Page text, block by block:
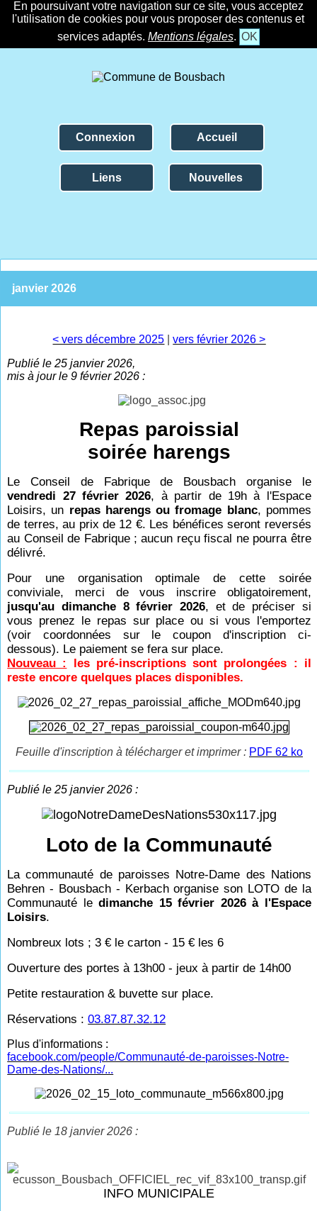
En poursuivant votre navigation sur ce site, vous acceptez
l'utilisation de cookies pour vous proposer des contenus et
services adaptés. Mentions légales. OK
Connexion Accueil
Liens Nouvelles
janvier 2026
< vers décembre 2025 |vers février 2026 >
Publié le 25 janvier 2026,
mis à jour le 9 février 2026 :
Repas paroissial
soirée harengs
Le Conseil de Fabrique de Bousbach organise le
vendredi 27 février 2026, à partir de 19h à l'Espace
Loisirs, un repas harengs ou fromage blanc, pommes
de terres, au prix de 12 €. Les bénéfices seront reversés
au Conseil de Fabrique ; aucun reçu fiscal ne pourra être
délivré.
Pour une organisation optimale de cette soirée
conviviale, merci de vous inscrire obligatoirement,
jusqu'au dimanche 8 février 2026, et de préciser si
vous prenez le repas sur place ou si vous l'emportez
(voir coordonnées sur le coupon d'inscription ci-
dessous). Le paiement se fera sur place.
Nouveau :
les pré-inscriptions sont prolongées : il
reste encore quelques places disponibles.
Feuille d'inscription à télécharger et imprimer : PDF 62 ko
Publié le 25 janvier 2026 :
Loto de la Communauté
La communauté de paroisses Notre-Dame des Nations
Behren - Bousbach - Kerbach organise son LOTO de la
Communauté ledimanche 15 février 2026 à l'Espace
Loisirs.
Nombreux lots ; 3 € le carton - 15 € les 6
Ouverture des portes à 13h00 - jeux à partir de 14h00
Petite restauration & buvette sur place.
Réservations :03.87.87.32.12
Plus d'informations :
facebook.com/people/Communauté-de-paroisses-Notre-
Dame-des-Nations/...
Publié le 18 janvier 2026 :
INFO MUNICIPALE